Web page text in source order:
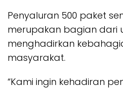
Penyaluran 500 paket
merupakan bagian dari
menghadirkan
masyarakat.
“Kami ingin kehadiran